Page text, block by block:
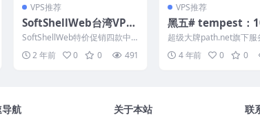
VPS推荐
SoftShellWeb台湾VP
S：17.95美元/年，圣何
塞/荷兰服务器12.95美
元/年，支持支付宝/Pay
SoftShellWeb特价促销四款中
国台湾、美国圣何塞、美国圣何
塞中国优化线路...
2 年前 0 0 491
VPS推荐
黑五# tempest：
宽，不限流量独服，
房可选，低至$40/月
3-1230/16G内存/
超级大牌path.net旗下服
牌tempest在做黑色星期
销：多个机...
4 年前 0 0
航 关于本站 联